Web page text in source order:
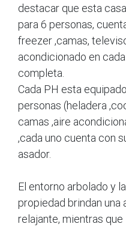
destacar que esta
para 6 personas,
freezer ,camas,
acondicionado en
completa.
Cada PH esta
personas (heladera
camas ,aire
,cada uno cuenta con
asador.
El entorno arbolado y
propiedad brindan una
relajante, mientras